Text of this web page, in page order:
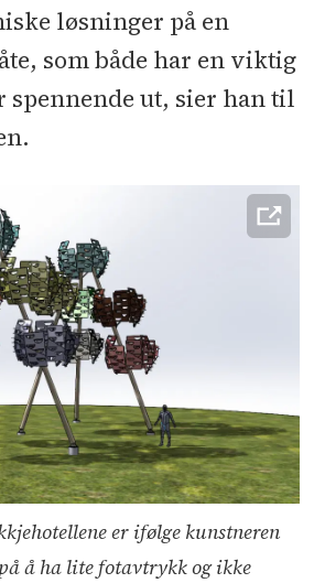
løsninger på en
som både har en viktig
spennende ut, sier han til
er ifølge kunstneren
å ha lite fotavtrykk og ikke